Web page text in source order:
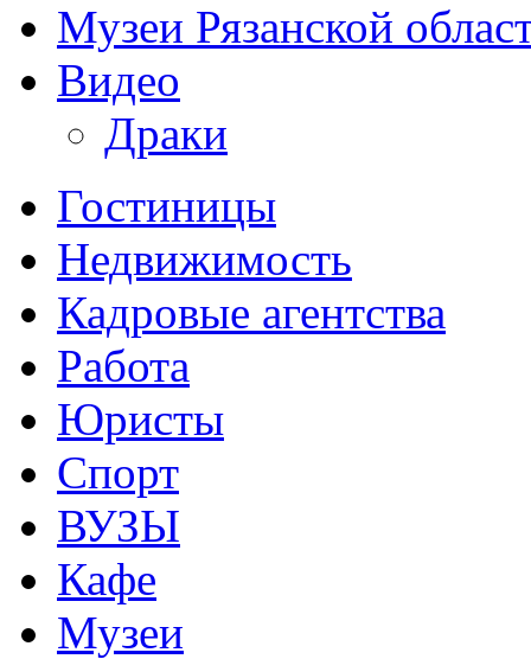
Музеи Рязанской
Видео
Драки
Гостиницы
Недвижимость
Кадровые агентства
Работа
Юристы
Спорт
ВУЗЫ
Кафе
Музеи